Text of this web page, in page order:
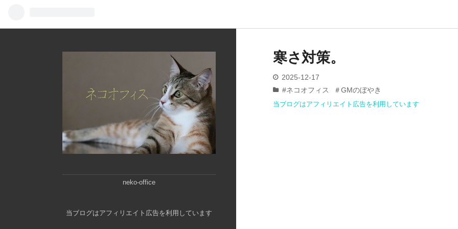
neko-office
当ブログはアフィリエイト広告を利用しています
2025-12-17
寒さ対策。
#ネコオフィス ＃GMのぼやき
当ブログはアフィリエイト広告を利用しています